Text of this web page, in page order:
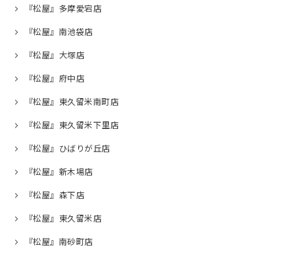
『松屋』多摩愛宕店
『松屋』南池袋店
『松屋』大塚店
『松屋』府中店
『松屋』東久留米南町店
『松屋』東久留米下里店
『松屋』ひばりが丘店
『松屋』新木場店
『松屋』森下店
『松屋』東久留米店
『松屋』南砂町店